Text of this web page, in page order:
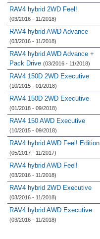
RAV4 hybrid 2WD Feel!
(03/2016 - 11/2018)
RAV4 hybrid AWD Advance
(03/2016 - 11/2018)
RAV4 hybrid AWD Advance +
Pack Drive (03/2016 - 11/2018)
RAV4 150D 2WD Executive
(10/2015 - 01/2018)
RAV4 150D 2WD Executive
(01/2018 - 09/2018)
RAV4 150 AWD Executive
(10/2015 - 09/2018)
RAV4 hybrid AWD Feel! Edition
(05/2017 - 11/2017)
RAV4 hybrid AWD Feel!
(03/2016 - 11/2018)
RAV4 hybrid 2WD Executive
(03/2016 - 11/2018)
RAV4 hybrid AWD Executive
(03/2016 - 11/2018)